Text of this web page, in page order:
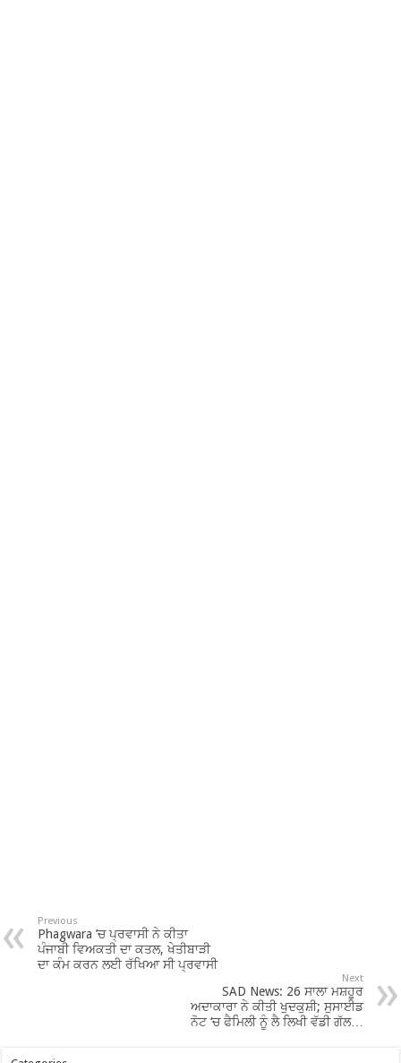
Previous
Phagwara ’ਚ ਪ੍ਰਵਾਸੀ ਨੇ ਕੀਤਾ
ਪੰਜਾਬੀ ਵਿਅਕਤੀ ਦਾ ਕਤਲ, ਖੇਤੀਬਾੜੀ
ਦਾ ਕੰਮ ਕਰਨ ਲਈ ਰੱਖਿਆ ਸੀ ਪ੍ਰਵਾਸੀ
Next
SAD News: 26 ਸਾਲਾ ਮਸ਼ਹੂਰ
ਅਦਾਕਾਰਾ ਨੇ ਕੀਤੀ ਖੁਦਕੁਸ਼ੀ; ਸੁਸਾਈਡ
ਨੋਟ ‘ਚ ਫੈਮਿਲੀ ਨੂੰ ਲੈ ਲਿਖੀ ਵੱਡੀ ਗੱਲ…